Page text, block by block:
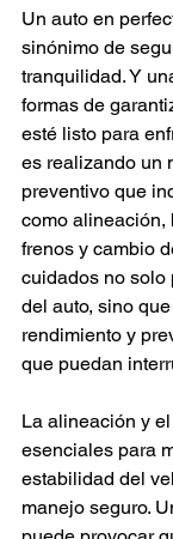
Un auto en
sinónimo de
tranquilidad. Y
formas de
esté listo para
es realizando un
preventivo que
como alineación,
frenos y cambio
cuidados no solo
del auto, sino
rendimiento y
que puedan
La alineación y
esenciales para
estabilidad del
manejo seguro.